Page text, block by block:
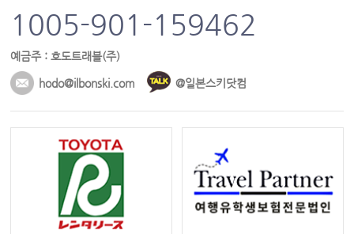
1005-901-159462
예금주 : 호도트래블(주)
hodo@ilbonski.com @일본스키닷컴